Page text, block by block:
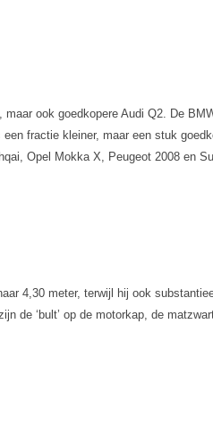
ook goedkopere Audi Q2. De
fractie kleiner, maar een stuk
Opel Mokka X, Peugeot 2008 en
4,30 meter, terwijl hij ook
‘bult’ op de motorkap, de